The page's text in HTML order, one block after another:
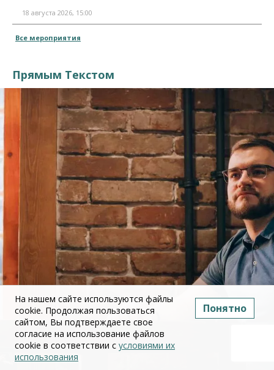
18 августа 2026, 15:00
Все мероприятия
Прямым Текстом
На нашем сайте используются файлы
cookie. Продолжая пользоваться
сайтом, Вы подтверждаете свое
согласие на использование файлов
cookie в соответствии с условиями их
использования
Понятно